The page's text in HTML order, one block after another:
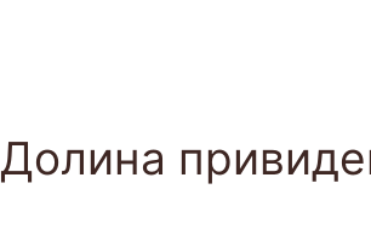
Долина